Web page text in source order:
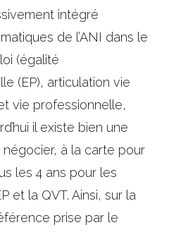
intégré
de l’ANI dans le
(égalité
(EP), articulation vie
vie professionnelle,
il existe bien une
à la carte pour
les 4 ans pour les
et la QVT. Ainsi, sur la
prise par le